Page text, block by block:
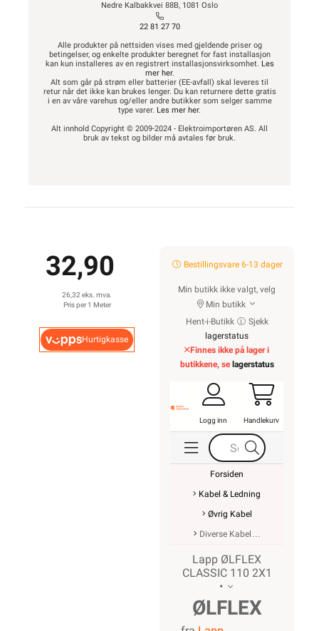
Nedre Kalbakkvei 88B, 1081 Oslo
22 81 27 70
Alle produkter på nettsiden vises med gjeldende priser og
betingelser, og enkelte produkter beregnet for fast installasjon
kan kun installeres av en registrert installasjonsvirksomhet. Les
mer her.
Alt som går på strøm eller batterier (EE-avfall) skal leveres til
retur når det ikke kan brukes lenger. Du kan returnere dette gratis
i en av våre varehus og/eller andre butikker som selger samme
type varer. Les mer her.
Alt innhold Copyright © 2009-2024 - Elektroimportøren AS. All
bruk av tekst og bilder må avtales før bruk.
32,90
26,32 eks. mva.
Pris per 1 Meter
Hurtigkasse
Bestillingsvare 6-13 dager
Min butikk ikke valgt, velg
Min butikk
Hent-i-Butikk
Sjekk
lagerstatus
Finnes ikke på lager i
butikkene, se lagerstatus
Logg inn Handlekurv
Forsiden
Kabel & Ledning
Øvrig Kabel
Diverse Kabel
Lapp ØLFLEX
CLASSIC 110 2X1
•
ØLFLEX